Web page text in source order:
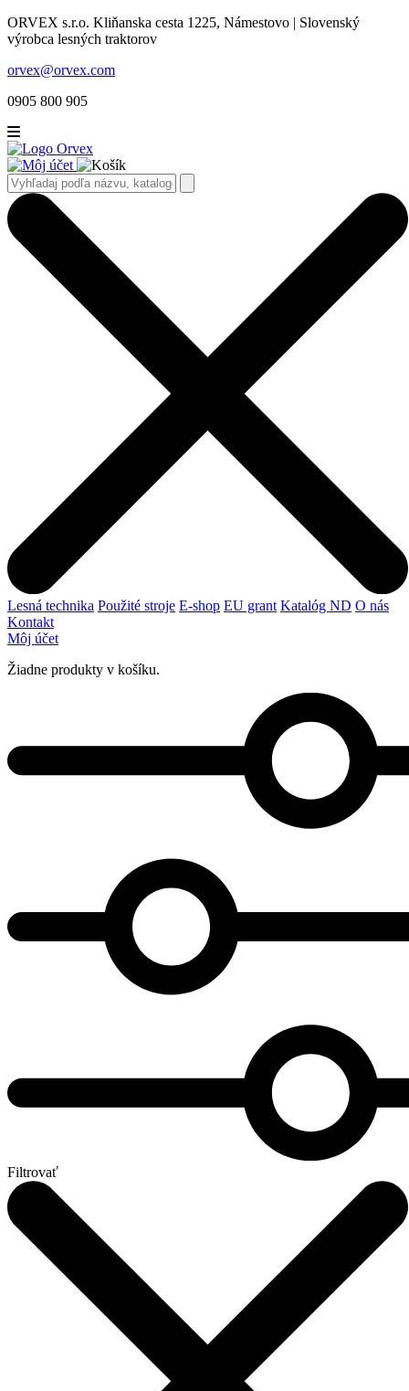
ORVEX s.r.o. Kliňanska cesta 1225, Námestovo | Slovenský
výrobca lesných traktorov
orvex@orvex.com
0905 800 905
Lesná technika Použité stroje E-shop EU grant Katalóg ND O nás
Kontakt
Môj účet
Žiadne produkty v košíku.
Filtrovať